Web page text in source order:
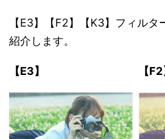
【E3】【F2】【K3】フィルタ
紹介します。
【E3】 【F2